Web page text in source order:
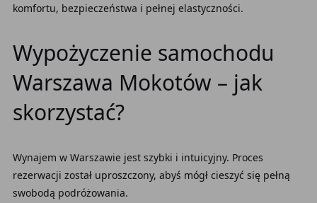
komfortu, bezpieczeństwa i pełnej elastyczności.
Wypożyczenie samochodu
Warszawa Mokotów – jak
skorzystać?
Wynajem w Warszawie jest szybki i intuicyjny. Proces
rezerwacji został uproszczony, abyś mógł cieszyć się pełną
swobodą podróżowania.